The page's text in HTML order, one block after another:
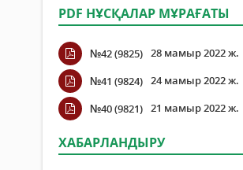
PDF НҰСҚАЛАР МҰРАҒАТЫ
№42 (9825) 28 мамыр 2022 ж.
№41 (9824) 24 мамыр 2022 ж.
№40 (9821) 21 мамыр 2022 ж.
ХАБАРЛАНДЫРУ